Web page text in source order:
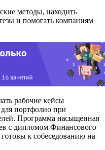
методы, находить
и помогать компаниям
рабочие кейсы
портфолио при
Программа насыщенная
с дипломом Финансового
к собеседованию на